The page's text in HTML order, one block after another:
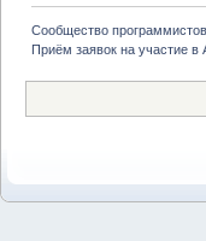
Сообщество
Приём заявок на участие